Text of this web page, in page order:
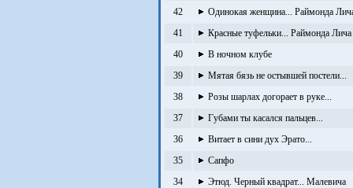
42
Одинокая женщина... Раймонда
41
Красные туфельки... Раймонда Лича
40
В ночном клубе
39
Мятая бязь не остывшей постели...
38
Розы шарлах догорает в руке...
37
Губами ты касался пальцев...
36
Витает в сини дух Эрато...
35
Сапфо
34
Этюд. Черный квадрат... Малевича